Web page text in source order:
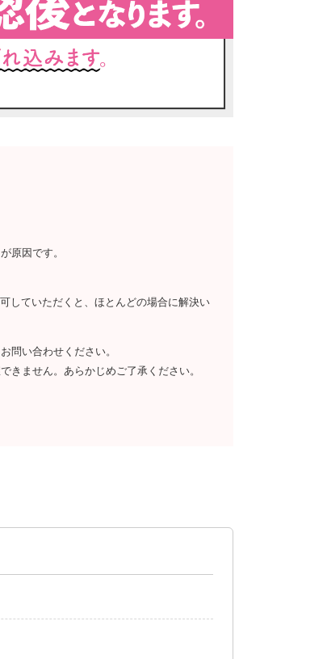
原因です。
していただくと、ほとんどの場合に解決い
問い合わせください。
きません。あらかじめご了承ください。